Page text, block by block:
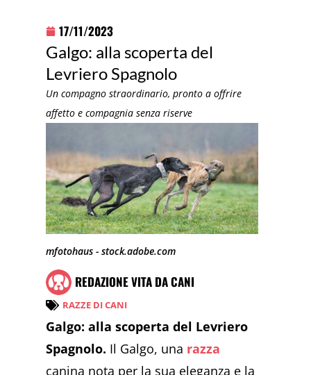
17/11/2023
Galgo: alla scoperta del
Levriero Spagnolo
Un compagno straordinario, pronto a offrire
affetto e compagnia senza riserve
mfotohaus - stock.adobe.com
REDAZIONE VITA DA CANI
RAZZE DI CANI
Galgo: alla scoperta del Levriero
Spagnolo. Il Galgo, una razza
canina nota per la sua eleganza e la